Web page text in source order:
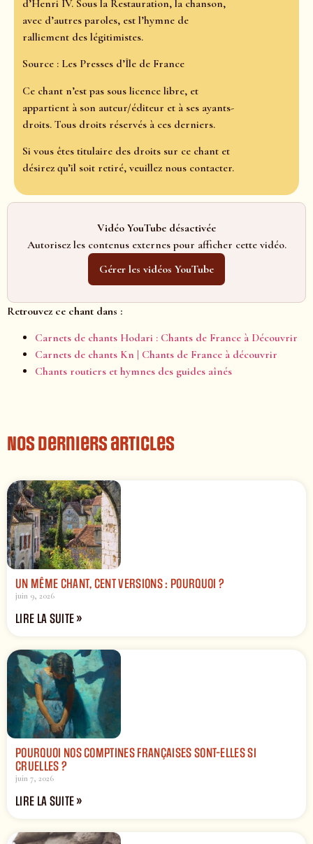
d’Henri IV. Sous la Restauration, la chanson,
avec d’autres paroles, est l’hymne de
ralliement des légitimistes.
Source : Les Presses d’Île de France
Ce chant n’est pas sous licence libre, et
appartient à son auteur/éditeur et à ses ayants-
droits. Tous droits réservés à ces derniers.
Si vous êtes titulaire des droits sur ce chant et
désirez qu’il soit retiré, veuillez nous contacter.
Vidéo YouTube désactivée
Autorisez les contenus externes pour afficher cette vidéo.
Gérer les vidéos YouTube
Retrouvez ce chant dans :
Carnets de chants Hodari : Chants de France à Découvrir
Carnets de chants Kn | Chants de France à découvrir
Chants routiers et hymnes des guides aînés
Nos derniers articles
UN MÊME CHANT, CENT VERSIONS : POURQUOI ?
juin 9, 2026
LIRE LA SUITE »
POURQUOI NOS COMPTINES FRANÇAISES SONT-ELLES SI
CRUELLES ?
juin 7, 2026
LIRE LA SUITE »